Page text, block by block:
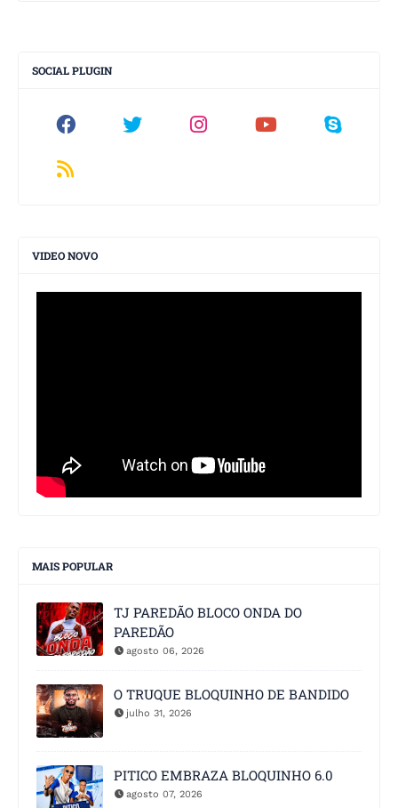
SOCIAL PLUGIN
VIDEO NOVO
MAIS POPULAR
TJ PAREDÃO BLOCO ONDA DO
PAREDÃO
agosto 06, 2026
O TRUQUE BLOQUINHO DE BANDIDO
julho 31, 2026
PITICO EMBRAZA BLOQUINHO 6.0
agosto 07, 2026